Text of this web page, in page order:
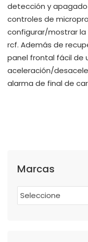
detección y apagado
controles de
configurar/mostrar
rcf. Además de
panel frontal fácil de
aceleración/
alarma de final de
Marcas
Seleccione